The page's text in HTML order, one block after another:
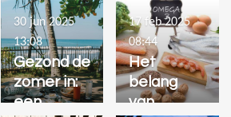
Gezond de
zomer in:
een
30 jun 2025
13:08
Het
belang
van
17 feb 2025
08:44